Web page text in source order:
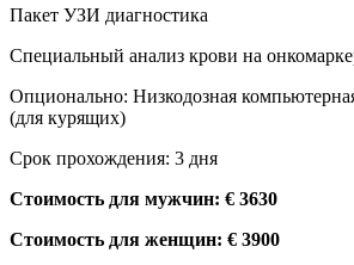
Пакет УЗИ диагностика
Специальный анализ крови на
Опционально: Низкодозная
(для курящих)
Срок прохождения: 3 дня
Стоимость для мужчин: € 3630
Стоимость для женщин: € 3900